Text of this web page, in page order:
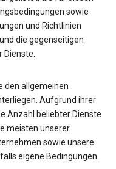
sowie
und Richtlinien
die gegenseitigen
den allgemeinen
Aufgrund ihrer
Anzahl beliebter Dienste
meisten unserer
sowie unsere
eigene Bedingungen.